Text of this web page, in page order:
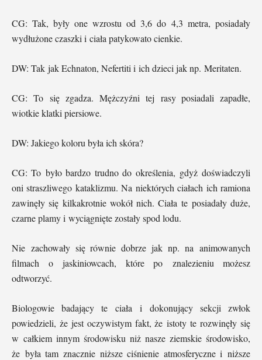
CG: Tak, były one wzrostu od 3,6 do 4,3 metra, posiadały
wydłużone czaszki i ciała patykowato cienkie.
DW: Tak jak Echnaton, Nefertiti i ich dzieci jak np. Meritaten.
CG: To się zgadza. Mężczyźni tej rasy posiadali zapadłe,
wiotkie klatki piersiowe.
DW: Jakiego koloru była ich skóra?
CG: To było bardzo trudno do określenia, gdyż doświadczyli
oni straszliwego kataklizmu. Na niektórych ciałach ich ramiona
zawinęły się kilkakrotnie wokół nich. Ciała te posiadały duże,
czarne plamy i wyciągnięte zostały spod lodu.
Nie zachowały się równie dobrze jak np. na animowanych
filmach o jaskiniowcach, które po znalezieniu możesz
odtworzyć.
Biologowie badający te ciała i dokonujący sekcji zwłok
powiedzieli, że jest oczywistym fakt, że istoty te rozwinęły się
w całkiem innym środowisku niż nasze ziemskie środowisko,
że była tam znacznie niższe ciśnienie atmosferyczne i niższe